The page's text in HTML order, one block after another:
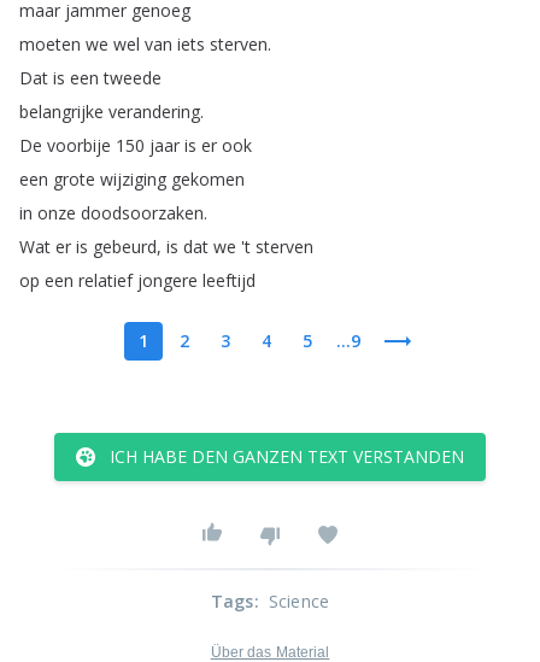
maar jammer genoeg
moeten we wel van iets sterven.
Dat is een tweede
belangrijke verandering.
De voorbije 150 jaar is er ook
een grote wijziging gekomen
in onze doodsoorzaken.
Wat er is gebeurd, is dat we 't sterven
op een relatief jongere leeftijd
1 2 3 4 5 ...9
ICH HABE DEN GANZEN TEXT VERSTANDEN
Tags: Science
Über das Material